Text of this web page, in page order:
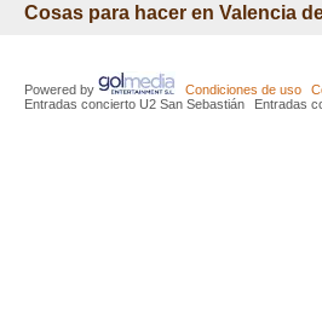
Cosas para hacer en Valencia
Powered by Condiciones de uso
Entradas concierto U2 San Sebastián
Entradas